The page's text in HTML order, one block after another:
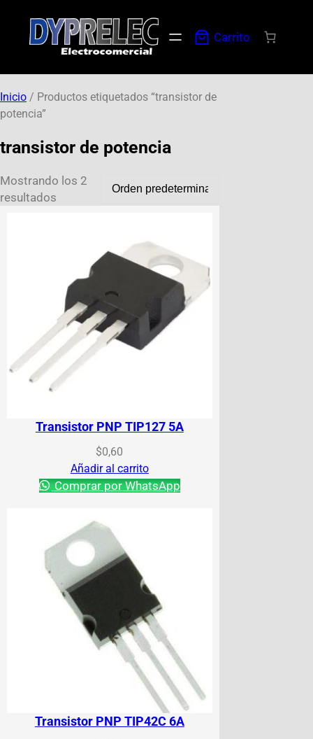
Carrito
Inicio / Productos etiquetados “transistor de
potencia”
transistor de potencia
Mostrando los 2
resultados
Transistor PNP TIP127 5A
$0,60
Añadir al carrito
Comprar por WhatsApp
Transistor PNP TIP42C 6A